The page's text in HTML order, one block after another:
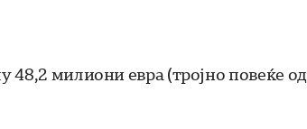
милиони евра (тројно повеќе од